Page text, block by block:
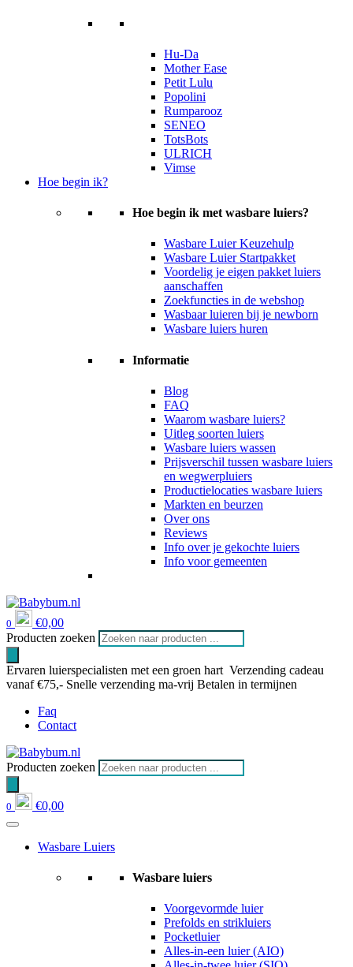
Hu-Da
Mother Ease
Petit Lulu
Popolini
Rumparooz
SENEO
TotsBots
ULRICH
Vimse
Hoe begin ik?
Hoe begin ik met wasbare luiers?
Wasbare Luier Keuzehulp
Wasbare Luier Startpakket
Voordelig je eigen pakket luiers
aanschaffen
Zoekfuncties in de webshop
Wasbaar luieren bij je newborn
Wasbare luiers huren
Informatie
Blog
FAQ
Waarom wasbare luiers?
Uitleg soorten luiers
Wasbare luiers wassen
Prijsverschil tussen wasbare luiers
en wegwerpluiers
Productielocaties wasbare luiers
Markten en beurzen
Over ons
Reviews
Info over je gekochte luiers
Info voor gemeenten
0 €0,00
Producten zoeken
Ervaren luierspecialisten met een groen hart Verzending cadeau
vanaf €75,- Snelle verzending ma-vrij Betalen in termijnen
Faq
Contact
Producten zoeken
0 €0,00
Wasbare Luiers
Wasbare luiers
Voorgevormde luier
Prefolds en strikluiers
Pocketluier
Alles-in-een luier (AIO)